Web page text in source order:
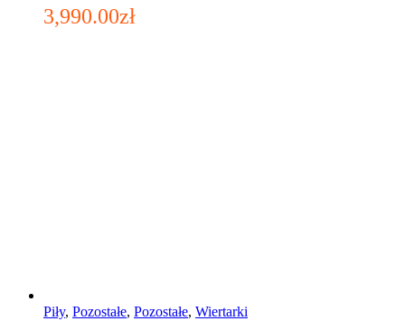
3,990.00zł
Piły, Pozostałe, Pozostałe, Wiertarki